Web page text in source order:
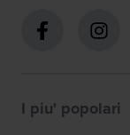
I piu' popolari